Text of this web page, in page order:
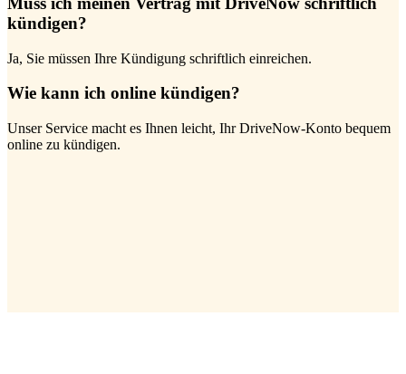
kündigen?
Ja, Sie müssen Ihre Kündigung schriftlich einreichen.
Wie kann ich online kündigen?
Unser Service macht es Ihnen leicht, Ihr DriveNow-Konto bequem
online zu kündigen.